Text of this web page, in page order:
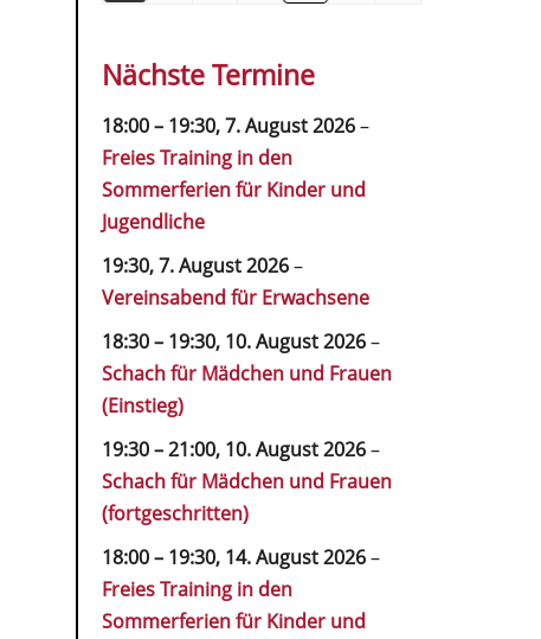
Nächste Termine
18:00– 19:30,7. August 2026–
Freies Training in den
Sommerferien für Kinder und
Jugendliche
19:30,7. August 2026–
Vereinsabend für Erwachsene
18:30– 19:30, 10. August 2026–
Schach für Mädchen und Frauen
(Einstieg)
19:30–21:00, 10. August 2026–
Schach für Mädchen und Frauen
(fortgeschritten)
18:00– 19:30, 14. August 2026–
Freies Training in den
Sommerferien für Kinder und